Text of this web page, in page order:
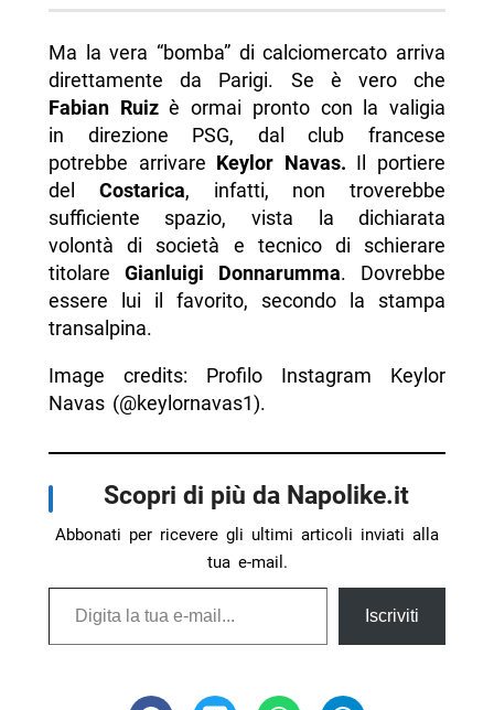
Ma la vera “bomba” di calciomercato arriva
direttamente da Parigi. Se è vero che
Fabian Ruizè ormai pronto con la valigia
in direzione PSG, dal club francese
potrebbe arrivare Keylor Navas. Il portiere
del Costarica, infatti, non troverebbe
sufficiente spazio, vista la dichiarata
volontà di società e tecnico di schierare
titolare Gianluigi Donnarumma. Dovrebbe
essere lui il favorito, secondo la stampa
transalpina.
Image credits: Profilo Instagram Keylor
Navas (@keylornavas1).
Scopri di più da Napolike.it
Abbonati per ricevere gli ultimi articoli inviati alla
tua e-mail.
Digita la tua e-mail...
Iscriviti